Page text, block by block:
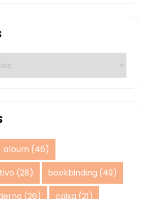
album (46)
(28) bookbinding (49)
(26) caixa (21)